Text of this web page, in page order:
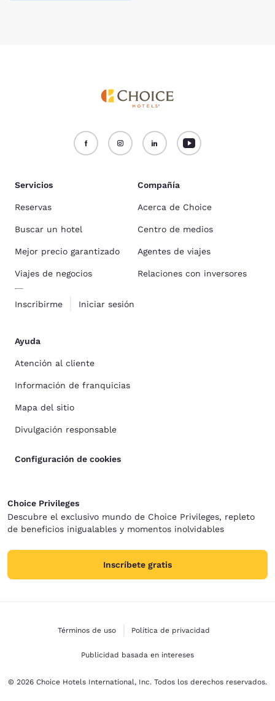
Servicios
Reservas
Buscar un hotel
Mejor precio garantizado
Viajes de negocios
Inscribirme Iniciar sesión
Compañía
Acerca de Choice
Centro de medios
Agentes de viajes
Relaciones con inversores
Ayuda
Atención al cliente
Información de franquicias
Mapa del sitio
Divulgación responsable
Configuración de cookies
Choice Privileges
Descubre el exclusivo mundo de Choice Privileges, repleto
de beneficios inigualables y momentos inolvidables
Inscríbete gratis
Términos de uso Política de privacidad
Publicidad basada en intereses
© 2026 Choice Hotels International, Inc. Todos los derechos reservados.